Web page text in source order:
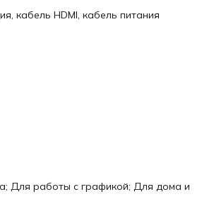
кабель HDMI, кабель питания
Для работы с графикой; Для дома и